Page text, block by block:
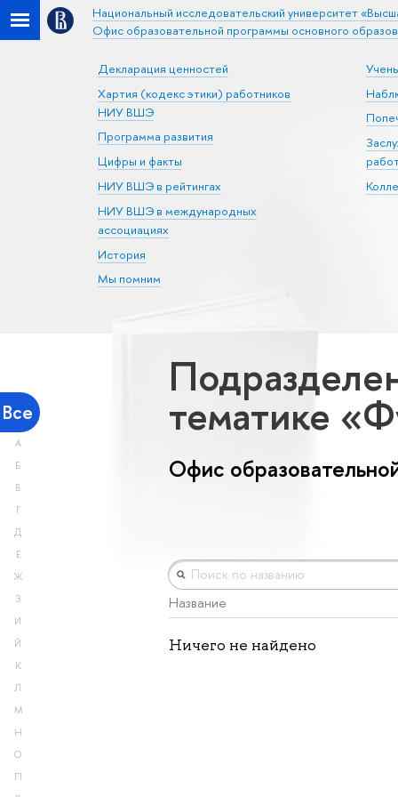
Национальный исследовательский университет
Офис образовательной программы основного
Декларация ценностей
Хартия (кодекс этики) работников
НИУ ВШЭ
Программа развития
Цифры и факты
НИУ ВШЭ в рейтингах
НИУ ВШЭ в международных
ассоциациях
История
Мы помним
Все
А
Б
В
Г
Д
Е
Ж
З
И
Й
К
Л
М
Н
О
П
тематике
Офис
Название
Ничего не найдено